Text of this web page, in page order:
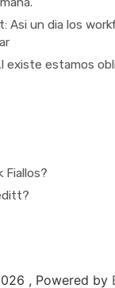
Asi un dia los
existe estamos
Fiallos?
, Powered by